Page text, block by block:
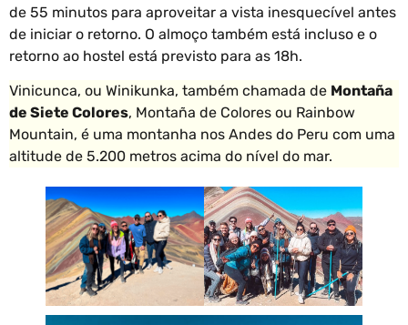
de 55 minutos para aproveitar a vista inesquecível antes
de iniciar o retorno. O almoço também está incluso e o
retorno ao hostel está previsto para as 18h.
Vinicunca, ou Winikunka, também chamada de Montaña
de Siete Colores, Montaña de Colores ou Rainbow
Mountain, é uma montanha nos Andes do Peru com uma
altitude de 5.200 metros acima do nível do mar.